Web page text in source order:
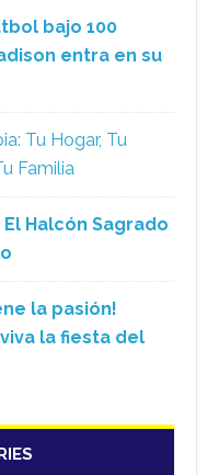
bajo 100
entra en su
Tu Hogar, Tu
Familia
Halcón Sagrado
la pasión!
la fiesta del